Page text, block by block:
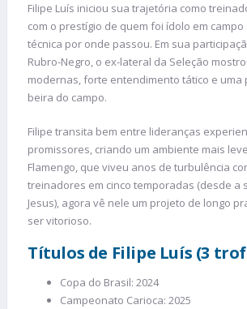
Filipe Luís iniciou sua trajetória como
com o prestígio de quem foi ídolo em
técnica por onde passou. Em sua
Rubro-Negro, o ex-lateral da Seleção
modernas, forte entendimento tático e uma
beira do campo.
Filipe transita bem entre lideranças
promissores, criando um ambiente mais
Flamengo, que viveu anos de turbulência
treinadores em cinco temporadas (desde a
Jesus), agora vê nele um projeto de longo
ser vitorioso.
Títulos de Filipe Luís (3
Copa do Brasil: 2024
Campeonato Carioca: 2025